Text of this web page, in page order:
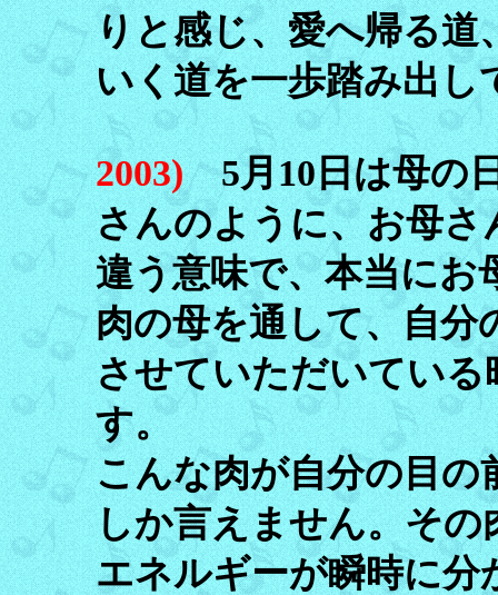
りと感じ、愛へ帰る道
いく道を一歩踏み出し
2003)5月10日は母の
さんのように、お母
違う意味で、本当にお
肉の母を通して、自分
させていただいてい
す。
こんな肉が自分の目の
しか言えません。その
エネルギーが瞬時に分